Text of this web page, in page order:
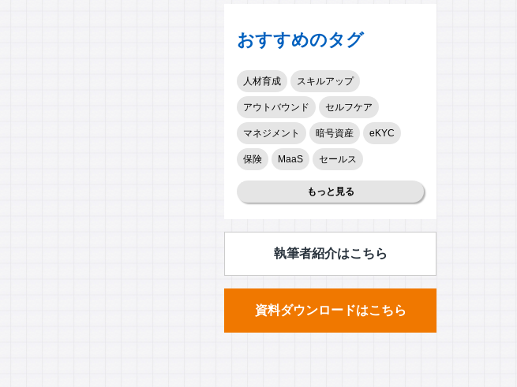
おすすめのタグ
人材育成 スキルアップ
アウトバウンド セルフケア
マネジメント 暗号資産 eKYC
保険 MaaS セールス
もっと見る
執筆者紹介はこちら
資料ダウンロードはこちら